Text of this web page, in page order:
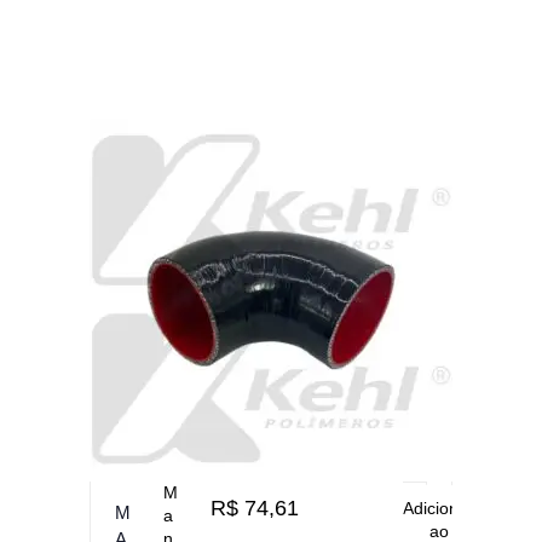
M
M
a
R$ 74,61
Adicionar
ao